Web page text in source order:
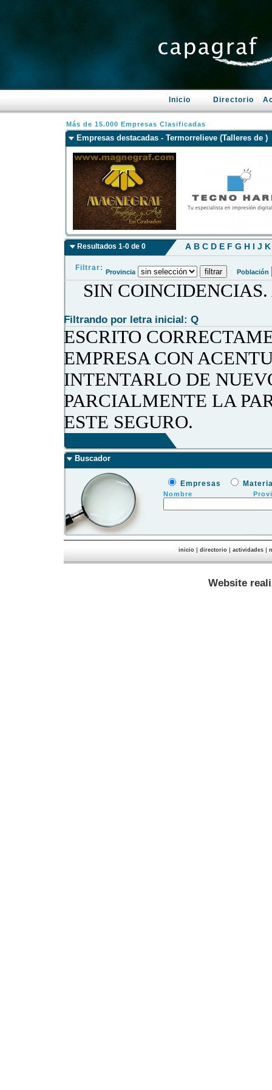
Inicio Directorio
Más de 15.000 Empresas Clasificadas
Empresas destacadas - Termorrelieve (Talleres de )
Resultados 1-0 de 0 A B C D E F G H I J K
Filtrar: Provincia Población
Filtrando por letra inicial: Q
SIN
ESCRITO
EMPRESA CON
INTENTARLO DE
PARCIALMENTE LA
ESTE SEGURO.
Buscador
Empresas
Nombre
inicio| directorio| actividades|
Website